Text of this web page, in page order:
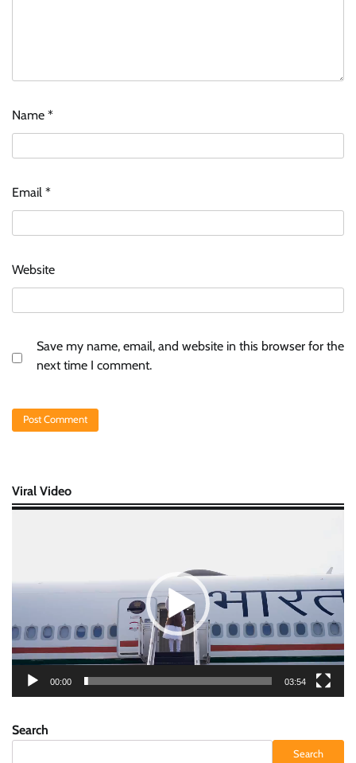
Name *
Email *
Website
Save my name, email, and website in this browser for the
next time I comment.
Viral Video
00:00 03:54
Search
Search